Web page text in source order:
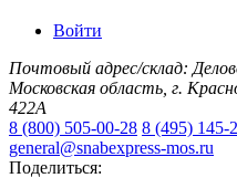
Войти
Почтовый адрес/склад:
Московская область, г.
422А
8 (800) 505-00-28 8 (495) 145-
general@snabexpress-mos.ru
Поделиться: